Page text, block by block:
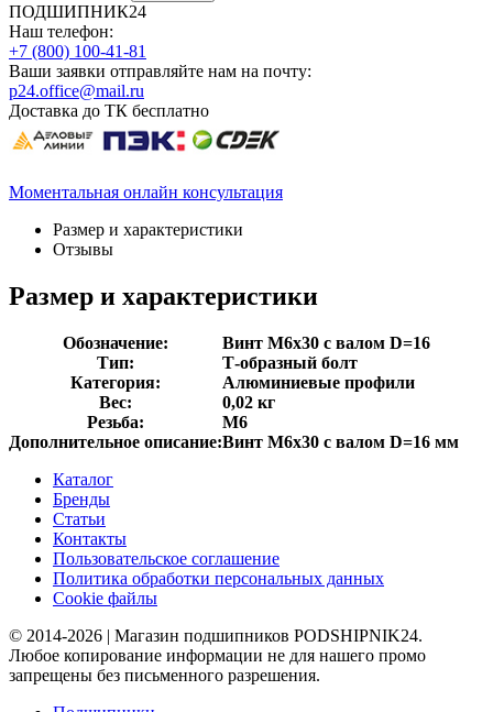
ПОДШИПНИК24
Наш телефон:
+7 (800) 100-41-81
Ваши заявки отправляйте нам на почту:
p24.office@mail.ru
Доставка до ТК бесплатно
Моментальная онлайн консультация
Размер и характеристики
Отзывы
Размер и характеристики
Обозначение:
Винт M6x30 с валом D=16
Тип:
Т-образный болт
Категория:
Алюминиевые профили
Вес:
0,02 кг
Резьба:
M6
Дополнительное описание:Винт M6x30 с валом D=16 мм
Каталог
Бренды
Статьи
Контакты
Пользовательское соглашение
Политика обработки персональных данных
Cookie файлы
© 2014-2026 | Магазин подшипников PODSHIPNIK24.
Любое копирование информации не для нашего промо
запрещены без письменного разрешения.